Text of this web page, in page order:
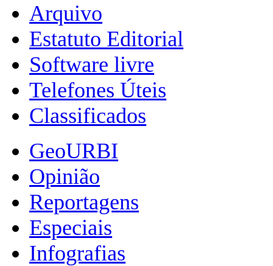
Arquivo
Estatuto Editorial
Software livre
Telefones Úteis
Classificados
GeoURBI
Opinião
Reportagens
Especiais
Infografias